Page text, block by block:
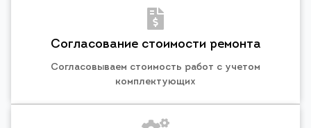
Согласование стоимости ремонта
Согласовываем стоимость работ с учетом
комплектующих